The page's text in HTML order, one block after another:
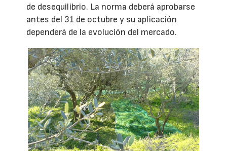
de desequilibrio. La norma deberá aprobarse
antes del 31 de octubre y su aplicación
dependerá de la evolución del mercado.